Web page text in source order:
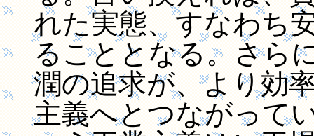
れた実態、すなわち
ることとなる。さら
潤の追求が、より効
主義へとつながって